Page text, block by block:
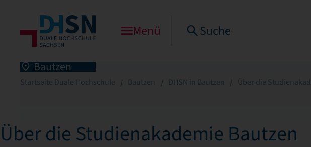
Menü Suche
Bautzen
Startseite Duale Hochschule Bautzen DHSN in Bautzen Über die
Über die Studienakademie Bautzen